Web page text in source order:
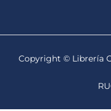
Copyright © Librería